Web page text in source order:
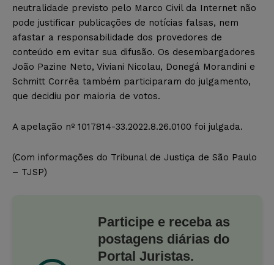
neutralidade previsto pelo Marco Civil da Internet não
pode justificar publicações de notícias falsas, nem
afastar a responsabilidade dos provedores de
conteúdo em evitar sua difusão. Os desembargadores
João Pazine Neto, Viviani Nicolau, Donegá Morandini e
Schmitt Corrêa também participaram do julgamento,
que decidiu por maioria de votos.
A apelação nº 1017814-33.2022.8.26.0100 foi julgada.
(Com informações do Tribunal de Justiça de São Paulo
– TJSP)
Participe e receba as
postagens diárias do
Portal Juristas.